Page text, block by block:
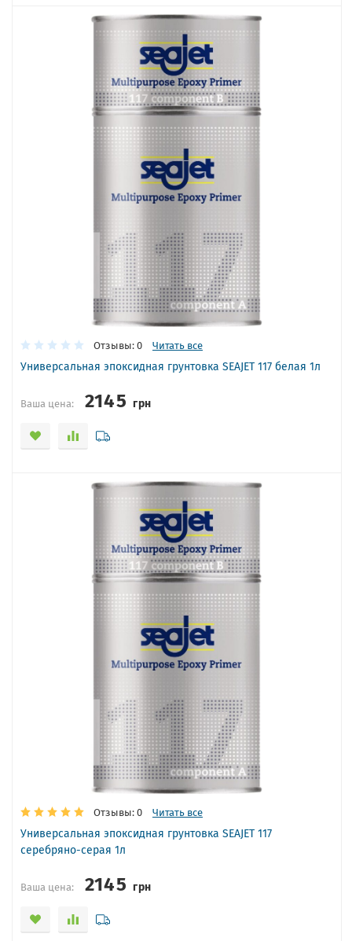
Отзывы: 0 Читать все
Универсальная эпоксидная грунтовка SEAJET 117 белая 1л
Ваша цена: 2145 грн
Отзывы: 0 Читать все
Универсальная эпоксидная грунтовка SEAJET 117
серебряно-серая 1л
Ваша цена: 2145 грн